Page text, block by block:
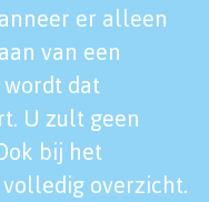
er alleen
van een
dat
U zult geen
bij het
overzicht.